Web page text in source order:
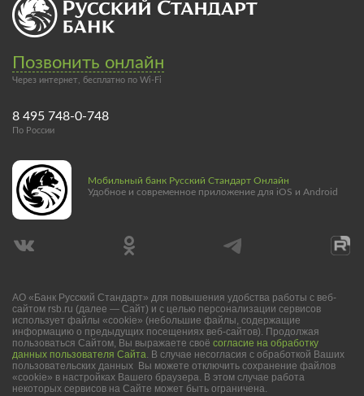
Позвонить онлайн
Через интернет, бесплатно по Wi-Fi
8 495 748-0-748
По России
Мобильный банк Русский Стандарт Онлайн
Удобное и современное приложение для iOS и Android
АО «Банк Русский Стандарт» для повышения удобства работы с веб-
сайтом rsb.ru (далее — Сайт) и с целью персонализации сервисов
использует файлы «cookie» (небольшие файлы, содержащие
информацию о предыдущих посещениях веб-сайтов). Продолжая
пользоваться Сайтом, Вы выражаете своё согласие на обработку
данных пользователя Сайта. В случае несогласия с обработкой Ваших
пользовательских данных Вы можете отключить сохранение файлов
«cookie» в настройках Вашего браузера. В этом случае работа
некоторых сервисов на Сайте может быть ограничена.